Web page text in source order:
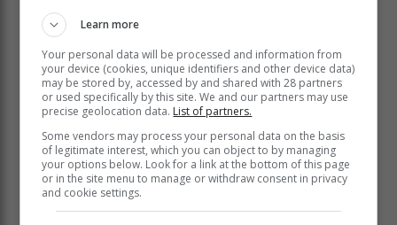
Simmers het gesê dat die oorhandiging van titelaktes
aan begunstigdes met gestremdhede in Dysselsdorp
Learn more
Your personal data will be processed and information from
your device (cookies, unique identifiers and other device data)
may be stored by, accessed by and shared with 28 partners
or used specifically by this site. We and our partners may use
precise geolocation data. List of partners.
Some vendors may process your personal data on the basis
of legitimate interest, which you can object to by managing
your options below. Look for a link at the bottom of this page
or in the site menu to manage or withdraw consent in privacy
and cookie settings.